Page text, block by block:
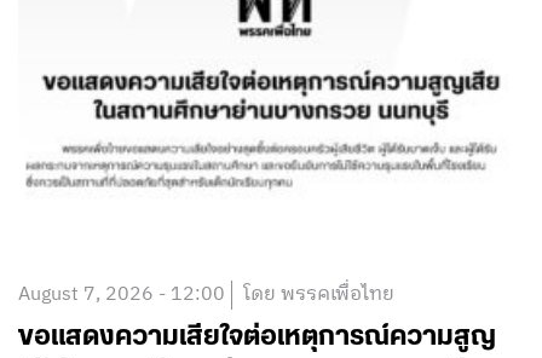
August 7, 2026 - 12:00 โดย พรรคเพื่อไทย
ขอแสดงความเสียใจต่อเหตุการณ์ความสูญ